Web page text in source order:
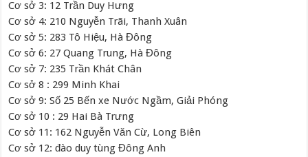
Cơ sở 3: 12 Trần Duy Hưng
Cơ sở 4: 210 Nguyễn Trãi, Thanh Xuân
Cơ sở 5: 283 Tô Hiệu, Hà Đông
Cơ sở 6: 27 Quang Trung, Hà Đông
Cơ sở 7: 235 Trần Khát Chân
Cơ sở 8 : 299 Minh Khai
Cơ sở 9: Số 25 Bến xe Nước Ngầm, Giải Phóng
Cơ sở 10 : 29 Hai Bà Trưng
Cơ sở 11: 162 Nguyễn Văn Cừ, Long Biên
Cơ sở 12: đào duy tùng Đông Anh